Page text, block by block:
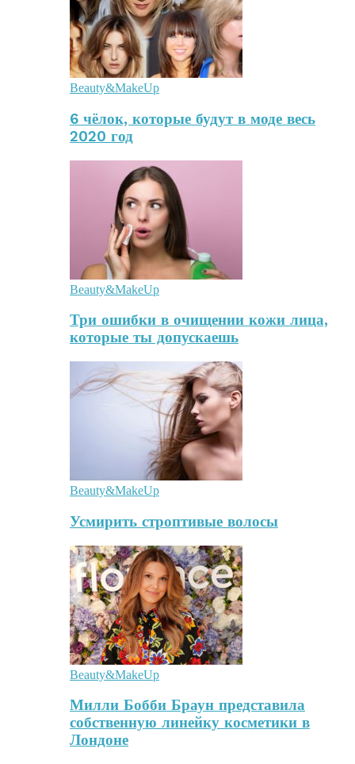
Beauty&MakeUp
6 чёлок, которые будут в моде весь
2020 год
Beauty&MakeUp
Три ошибки в очищении кожи лица,
которые ты допускаешь
Beauty&MakeUp
Усмирить строптивые волосы
Beauty&MakeUp
Милли Бобби Браун представила
собственную линейку косметики в
Лондоне